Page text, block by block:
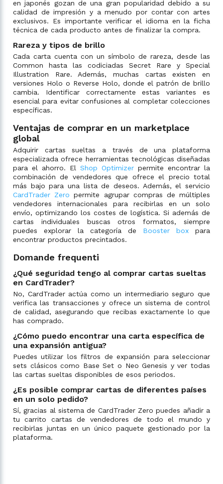
en japonés gozan de una gran popularidad debido a su
calidad de impresión y a menudo por contar con artes
exclusivos. Es importante verificar el idioma en la ficha
técnica de cada producto antes de finalizar la compra.
Rareza y tipos de brillo
Cada carta cuenta con un símbolo de rareza, desde las
Common hasta las codiciadas Secret Rare y Special
Illustration Rare. Además, muchas cartas existen en
versiones Holo o Reverse Holo, donde el patrón de brillo
cambia. Identificar correctamente estas variantes es
esencial para evitar confusiones al completar colecciones
específicas.
Ventajas de comprar en un marketplace
global
Adquirir cartas sueltas a través de una plataforma
especializada ofrece herramientas tecnológicas diseñadas
para el ahorro. El Shop Optimizer permite encontrar la
combinación de vendedores que ofrece el precio total
más bajo para una lista de deseos. Además, el servicio
CardTrader Zero permite agrupar compras de múltiples
vendedores internacionales para recibirlas en un solo
envío, optimizando los costes de logística. Si además de
cartas individuales buscas otros formatos, siempre
puedes explorar la categoría de Booster box para
encontrar productos precintados.
Domande frequenti
¿Qué seguridad tengo al comprar cartas sueltas
en CardTrader?
No, CardTrader actúa como un intermediario seguro que
verifica las transacciones y ofrece un sistema de control
de calidad, asegurando que recibas exactamente lo que
has comprado.
¿Cómo puedo encontrar una carta específica de
una expansión antigua?
Puedes utilizar los filtros de expansión para seleccionar
sets clásicos como Base Set o Neo Genesis y ver todas
las cartas sueltas disponibles de esos periodos.
¿Es posible comprar cartas de diferentes países
en un solo pedido?
Sí, gracias al sistema de CardTrader Zero puedes añadir a
tu carrito cartas de vendedores de todo el mundo y
recibirlas juntas en un único paquete gestionado por la
plataforma.